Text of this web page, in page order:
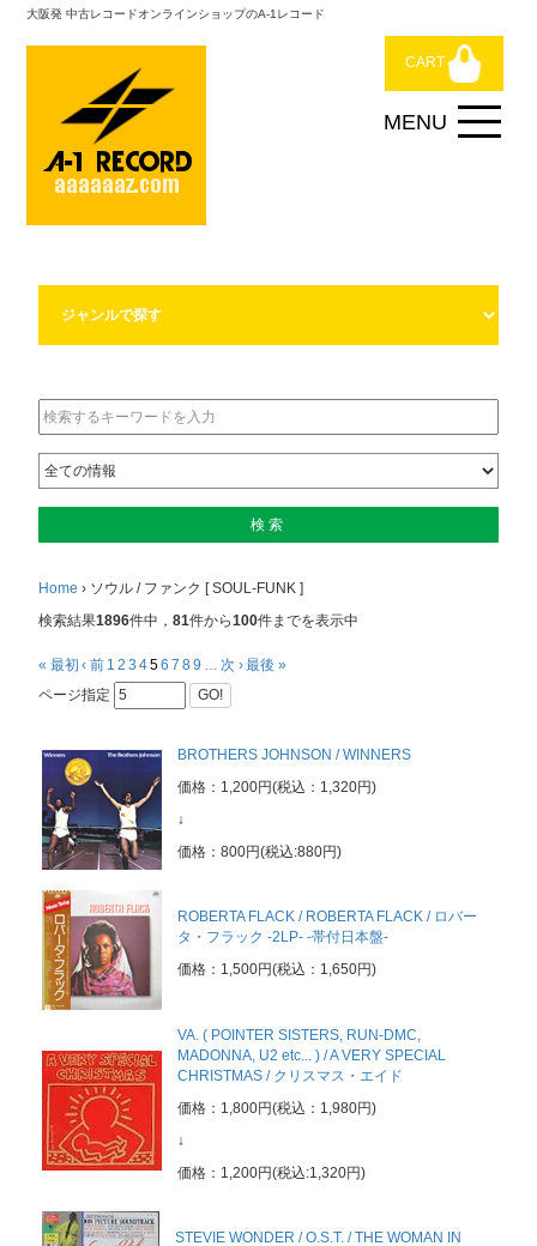
大阪発 中古レコードオンラインショップのA-1レコード
CART
Home › ソウル / ファンク [ SOUL-FUNK ]
検索結果1896件中，81件から100件までを表示中
« 最初 ‹ 前 1 2 3 456 7 89 … 次 ›最後 »
ページ指定
GO!
BROTHERS JOHNSON / WINNERS
価格：1,200円(税込：1,320円)
↓
価格：800円(税込:880円)
ROBERTA FLACK / ROBERTA FLACK / ロバー
タ・フラック -2LP- -帯付日本盤-
価格：1,500円(税込：1,650円)
VA. ( POINTER SISTERS, RUN-DMC,
MADONNA, U2 etc... ) / A VERY SPECIAL
CHRISTMAS / クリスマス・エイド
価格：1,800円(税込：1,980円)
↓
価格：1,200円(税込:1,320円)
STEVIE WONDER / O.S.T. / THE WOMAN IN